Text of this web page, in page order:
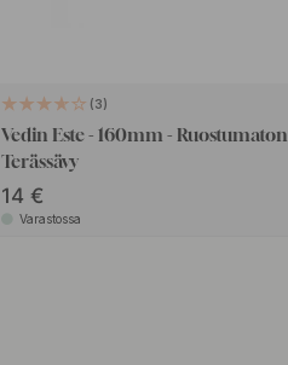
3
Vedin Este - 160mm - Ruostumaton
Terässävy
14
Varastossa